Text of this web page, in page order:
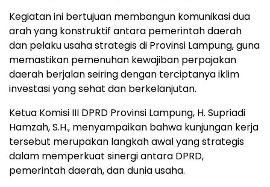
Kegiatan ini bertujuan membangun komunikasi dua
arah yang konstruktif antara pemerintah daerah
dan pelaku usaha strategis di Provinsi Lampung, guna
memastikan pemenuhan kewajiban perpajakan
daerah berjalan seiring dengan terciptanya iklim
investasi yang sehat dan berkelanjutan.
Ketua Komisi III DPRD Provinsi Lampung, H. Supriadi
Hamzah, S.H., menyampaikan bahwa kunjungan kerja
tersebut merupakan langkah awal yang strategis
dalam memperkuat sinergi antara DPRD,
pemerintah daerah, dan dunia usaha.